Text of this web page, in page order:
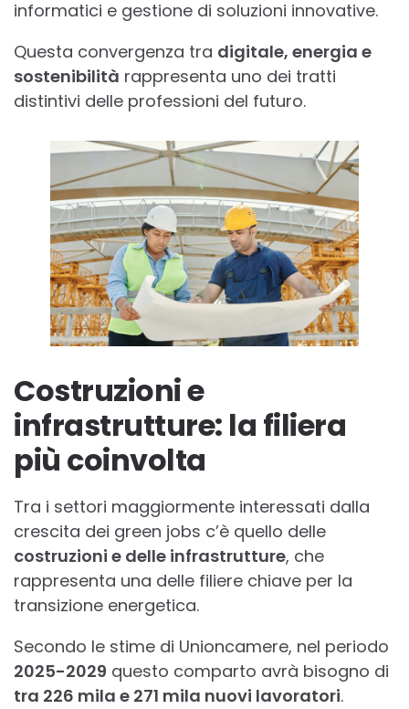
informatici e gestione di soluzioni innovative.
Questa convergenza tra digitale, energia e
sostenibilità rappresenta uno dei tratti
distintivi delle professioni del futuro.
Costruzioni e
infrastrutture: la filiera
più coinvolta
Tra i settori maggiormente interessati dalla
crescita dei green jobs c’è quello delle
costruzioni e delle infrastrutture, che
rappresenta una delle filiere chiave per la
transizione energetica.
Secondo le stime di Unioncamere, nel periodo
2025-2029 questo comparto avrà bisogno di
tra 226 mila e 271 mila nuovi lavoratori.